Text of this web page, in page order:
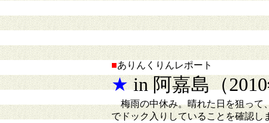
■ありんくりんレポート
★in 阿嘉島（
梅雨の中休み。晴れた日を狙って
でドック入りしていることを確認